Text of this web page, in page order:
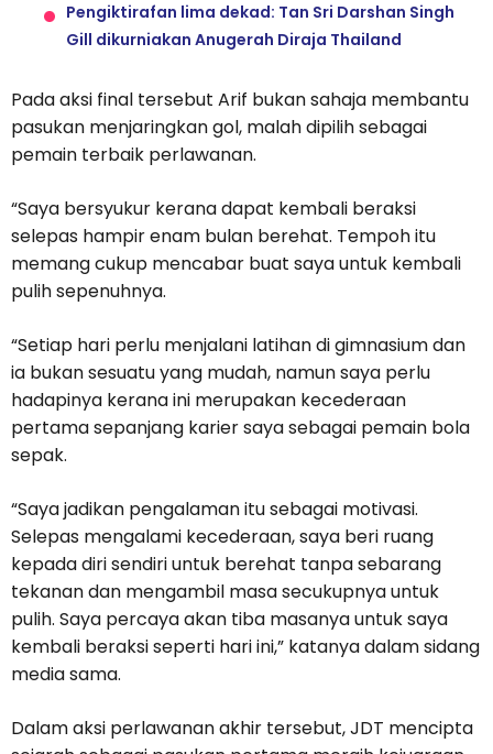
Pengiktirafan lima dekad: Tan Sri Darshan Singh
Gill dikurniakan Anugerah Diraja Thailand
Pada aksi final tersebut Arif bukan sahaja membantu
pasukan menjaringkan gol, malah dipilih sebagai
pemain terbaik perlawanan.
“Saya bersyukur kerana dapat kembali beraksi
selepas hampir enam bulan berehat. Tempoh itu
memang cukup mencabar buat saya untuk kembali
pulih sepenuhnya.
“Setiap hari perlu menjalani latihan di gimnasium dan
ia bukan sesuatu yang mudah, namun saya perlu
hadapinya kerana ini merupakan kecederaan
pertama sepanjang karier saya sebagai pemain bola
sepak.
“Saya jadikan pengalaman itu sebagai motivasi.
Selepas mengalami kecederaan, saya beri ruang
kepada diri sendiri untuk berehat tanpa sebarang
tekanan dan mengambil masa secukupnya untuk
pulih. Saya percaya akan tiba masanya untuk saya
kembali beraksi seperti hari ini,” katanya dalam sidang
media sama.
Dalam aksi perlawanan akhir tersebut, JDT mencipta